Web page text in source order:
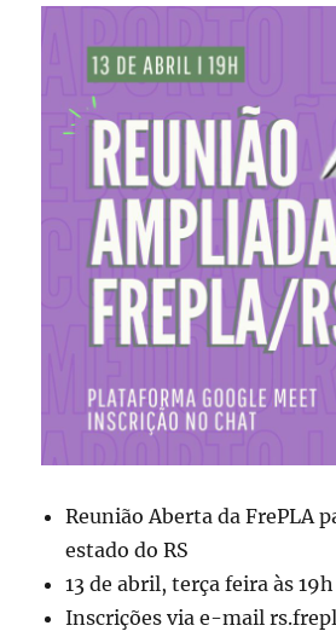
Reunião Aberta da FrePLA
estado do RS
13 de abril, terça feira às 19h
Inscrições via e-mail